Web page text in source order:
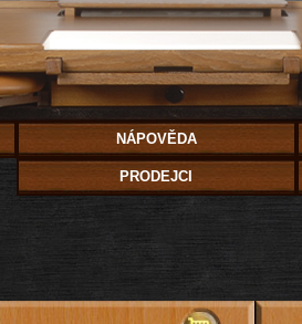
NÁPOVĚDA
PRODEJCI